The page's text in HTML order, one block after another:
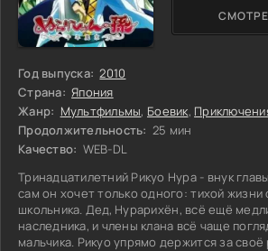
Год выпуска: 2010
Страна: Япония
Жанр: Мультфильмы, Боевик,
Продолжительность: 25 мин
Качество: WEB-DL
Тринадцатилетний Рикуо Нура - внук
сам он хочет только одного: тихой жизни
школьника. Дед, Нурарихён, всё ещё
наследника, и члены клана всё чаще
мальчика. Рикуо упрямо держится за